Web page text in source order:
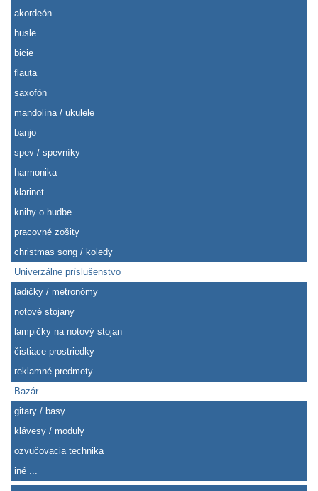
akordeón
husle
bicie
flauta
saxofón
mandolína / ukulele
banjo
spev / spevníky
harmonika
klarinet
knihy o hudbe
pracovné zošity
christmas song / koledy
Univerzálne príslušenstvo
ladičky / metronómy
notové stojany
lampičky na notový stojan
čistiace prostriedky
reklamné predmety
Bazár
gitary / basy
klávesy / moduly
ozvučovacia technika
iné ...